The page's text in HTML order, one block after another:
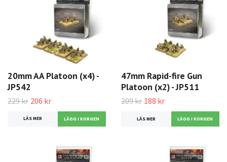
20mm AA Platoon (x4) -
JP542
229 kr 206 kr
LÄS MER
47mm Rapid-fire Gun
Platoon (x2) - JP511
209 kr 188 kr
LÄS MER